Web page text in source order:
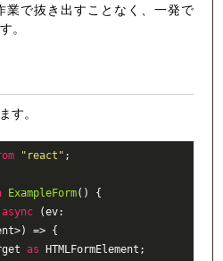
業で抜き出すことなく、一発で
。
す。
"react" ;
ExampleForm( ) {
async (ev:
=> {
as HTMLFormElement;